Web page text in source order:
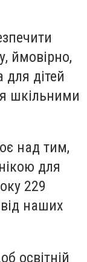
ймовірно,
для дітей
шкільними
над тим,
для
229
наших
освітній